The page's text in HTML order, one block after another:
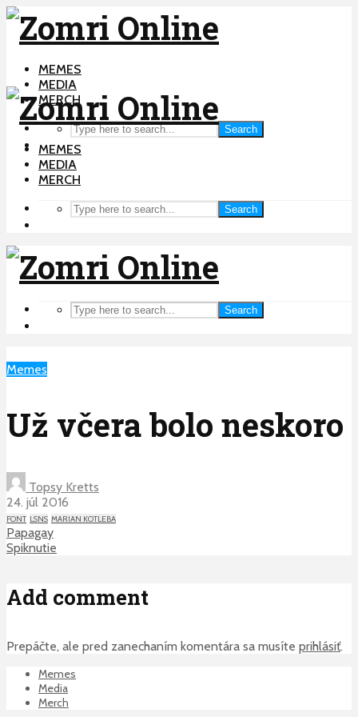
MEMES
MEDIA
MERCH
Search
MEMES
MEDIA
MERCH
Search
Search
Memes
Už včera bolo neskoro
Topsy Kretts
24. júl 2016
FONT LSNS MARIAN KOTLEBA
Papagay
Spiknutie
Add comment
Prepáčte, ale pred zanechaním komentára sa musíte prihlásiť.
Memes
Media
Merch